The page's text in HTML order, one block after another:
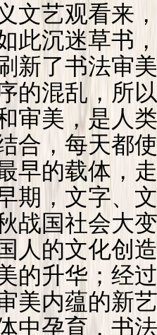
艺观看来，
此沉迷草书
新了书法审
的混乱，所
审美，是人
合，每天都
早的载体，
期，文字、
战国社会大
人的文化创
的升华；经
美内蕴的新
中孕育，书